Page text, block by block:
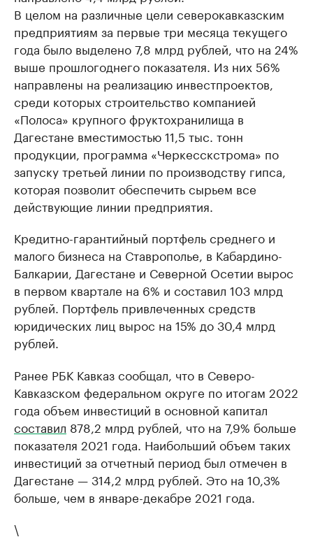
В целом на различные цели северокавказским
предприятиям за первые три месяца текущего
года было выделено 7,8 млрд рублей, что на 24%
выше прошлогоднего показателя. Из них 56%
направлены на реализацию инвестпроектов,
среди которых строительство компанией
«Полоса» крупного фруктохранилища в
Дагестане вместимостью 11,5 тыс. тонн
продукции, программа «Черкесскстрома» по
запуску третьей линии по производству гипса,
которая позволит обеспечить сырьем все
действующие линии предприятия.
Кредитно-гарантийный портфель среднего и
малого бизнеса на Ставрополье, в Кабардино-
Балкарии, Дагестане и Северной Осетии вырос
в первом квартале на 6% и составил 103 млрд
рублей. Портфель привлеченных средств
юридических лиц вырос на 15% до 30,4 млрд
рублей.
Ранее РБК Кавказ сообщал, что в Северо-
Кавказском федеральном округе по итогам 2022
года объем инвестиций в основной капитал
составил 878,2 млрд рублей, что на 7,9% больше
показателя 2021 года. Наибольший объем таких
инвестиций за отчетный период был отмечен в
Дагестане — 314,2 млрд рублей. Это на 10,3%
больше, чем в январе-декабре 2021 года.
\